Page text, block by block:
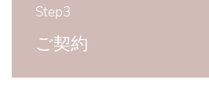
Step3
ご契約